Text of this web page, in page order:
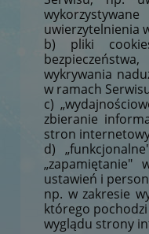
uwierzytelnienia
b) pliki
wykrywania
w ramach
c)
zbieranie
stron
d)
„zapamiętanie"
ustawień i
np. w zakresie
którego
wyglądu strony